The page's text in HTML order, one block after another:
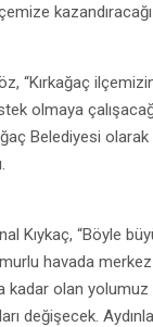
“Kırkağaç
olmaya
Belediyesi
“Böyle
havada
kadar olan
değişecek.